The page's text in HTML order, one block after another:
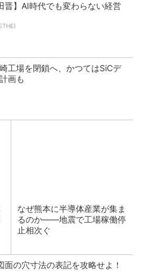
晋】AI時代でも変わらない経営
工場を閉鎖へ、かつてはSiCデ
画も
なぜ熊本に半導体産業が集ま
るのか――地震で工場稼働停
止相次ぐ
面の穴寸法の表記を攻略せよ！